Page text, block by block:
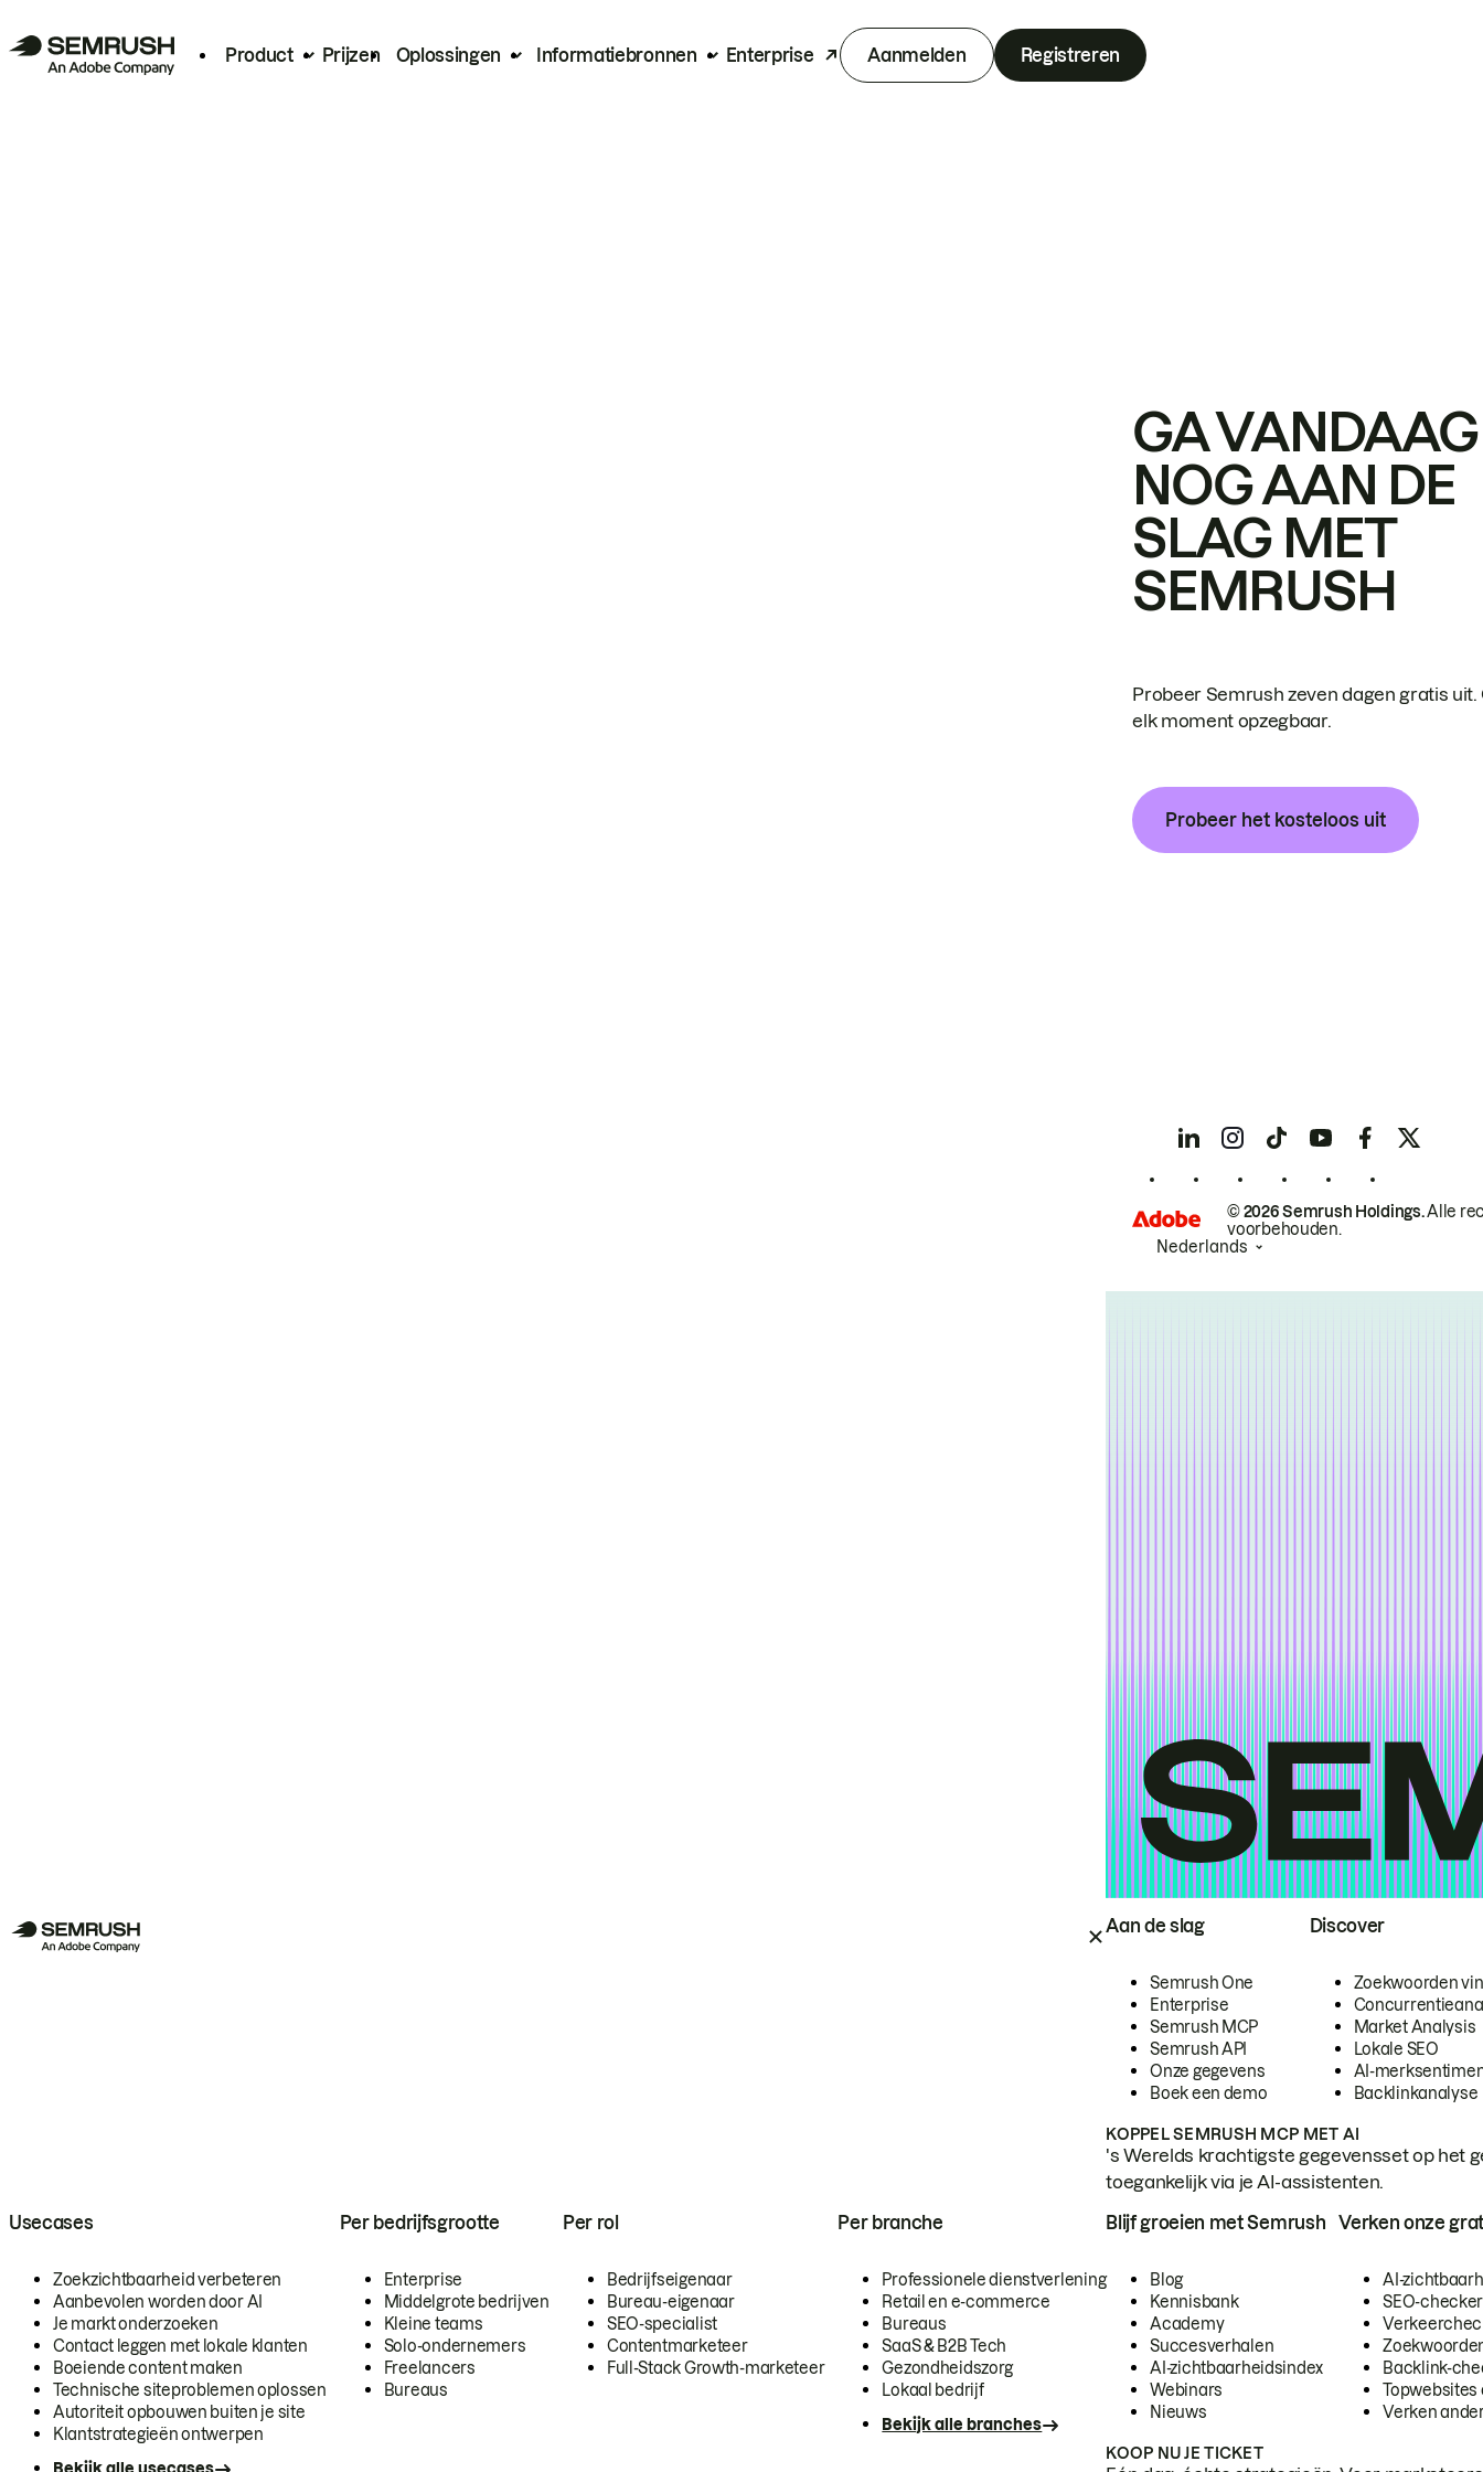
Product Prijzen Oplossingen Informatiebronnen Enterprise Aanmelden Registreren
Aan de slag
Semrush One
Enterprise
Semrush MCP
Semrush API
Onze gegevens
Boek een demo
Discover
Zoekwoorden
Market Analysis
Lokale SEO
AI-
Backlinkanalyse
KOPPEL SEMRUSH MCP MET AI
's Werelds krachtigste gegevensset op het
toegankelijk via je AI-assistenten.
Usecases
Zoekzichtbaarheid verbeteren
Aanbevolen worden door AI
Je markt onderzoeken
Contact leggen met lokale klanten
Boeiende content maken
Technische siteproblemen oplossen
Autoriteit opbouwen buiten je site
Klantstrategieën ontwerpen
Per bedrijfsgrootte
Enterprise
Middelgrote bedrijven
Kleine teams
Solo-ondernemers
Freelancers
Bureaus
Per rol
Bedrijfseigenaar
Bureau-eigenaar
SEO-specialist
Contentmarketeer
Full-Stack Growth-marketeer
Per branche
Professionele dienstverlening
Retail en e-commerce
Bureaus
SaaS & B2B Tech
Gezondheidszorg
Lokaal bedrijf
Bekijk alle branches
Blijf groeien met Semrush
Blog
Kennisbank
Academy
Succesverhalen
AI-zichtbaarheidsindex
Webinars
Nieuws
Verken onze
AI-
SEO-checker
Backlink-
Topwebsites
Verken
KOOP NU JE TICKET
GA VANDAAG
NOG AAN DE
SLAG MET
SEMRUSH
Probeer Semrush zeven dagen gratis uit.
elk moment opzegbaar.
Probeer het kosteloos uit
© 2026 Semrush Holdings.Alle
voorbehouden.
Nederlands